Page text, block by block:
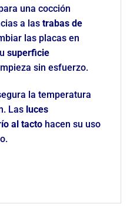
una cocción
a las trabas de
las placas en
superficie
sin esfuerzo.
la temperatura
Las luces
al tacto hacen su uso